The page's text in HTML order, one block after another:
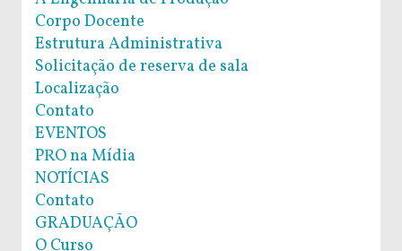
Corpo Docente
Estrutura Administrativa
Solicitação de reserva de sala
Localização
Contato
EVENTOS
PRO na Mídia
NOTÍCIAS
Contato
GRADUAÇÃO
O Curso